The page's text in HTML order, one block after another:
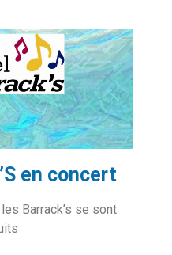
en concert
Barrack’s se sont